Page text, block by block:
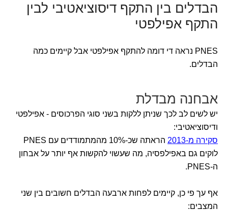
הבדלים בין התקף דיסוציאטיבי לבין
התקף אפילפטי
PNES נראה די דומה להתקף אפילפטי אבל קיימים כמה
הבדלים.
אבחנה מבדלת
יש לשים לב לכך שניתן ללקות בשני סוגי הפרכוסים - אפילפטי
ודיסוציאטיבי:
סקירה מ-2013
הראתה שכ-10% מהמתמודדים עם PNES
לוקים גם באפילפסיה, מה שעשוי להקשות אף יותר על אבחון
ה-PNES.
אף עך פי כן, קיימים לפחות ארבעה הבדלים חשובים בין שני
המצבים: